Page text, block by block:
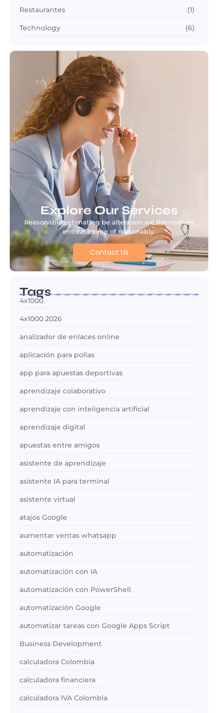
Restaurantes (1)
Technology (6)
Explore Our Services
Reasonable estimating be alteration we themselves
entreaties me of reasonably.
Contact Us
Tags
4x1000
4x1000 2026
analizador de enlaces online
aplicación para pollas
app para apuestas deportivas
aprendizaje colaborativo
aprendizaje con inteligencia artificial
aprendizaje digital
apuestas entre amigos
asistente de aprendizaje
asistente IA para terminal
asistente virtual
atajos Google
aumentar ventas whatsapp
automatización
automatización con IA
automatización con PowerShell
automatización Google
automatizar tareas con Google Apps Script
Business Development
calculadora Colombia
calculadora financiera
calculadora IVA Colombia